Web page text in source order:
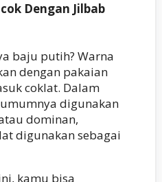
Dengan Jilbab
baju putih? Warna
dengan pakaian
coklat. Dalam
digunakan
dominan,
digunakan sebagai
kamu bisa